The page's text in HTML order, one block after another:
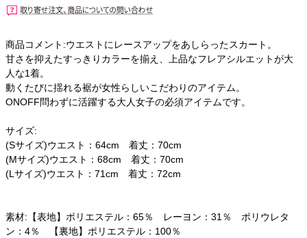
商品コメント:ウエストにレースアップをあしらったスカート。
甘さを抑えたすっきりカラーを揃え、上品なフレアシルエットが大
人な1着。
動くたびに揺れる裾が女性らしいこだわりのアイテム。
ONOFF問わずに活躍する大人女子の必須アイテムです。
サイズ:
(Sサイズ)ウエスト：64cm 着丈：70cm
(Mサイズ)ウエスト：68cm 着丈：70cm
(Lサイズ)ウエスト：71cm 着丈：72cm
素材:【表地】ポリエステル：65％ レーヨン：31％ ポリウレタ
ン：4％ 【裏地】ポリエステル：100％